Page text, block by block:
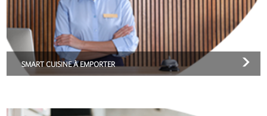
SMART CUISINE À EMPORTER